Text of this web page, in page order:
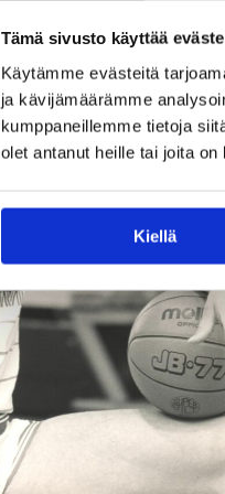
Tämä sivusto käyttää
Käytämme evästeitä
ja kävijämäärämme
kumppaneillemme tietoja
olet antanut heille tai joita
Kiellä